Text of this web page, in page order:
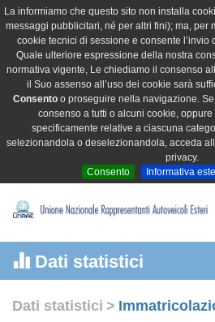
La informiamo che questo sito non installa
messaggi pubblicitari, né per altri fini); ma, per
cookie tecnici di sessione e consente l’invio
Quale ulteriore espressione della nostra
normativa vigente, Le chiediamo il consenso
il Suo assenso all’uso dei cookie sarà
Consento o proseguire nella navigazione.
consenso a tutti o alcuni cookie,
specificamente relative a ciascuna
selezionandola o deselezionandola, acceda
privacy.
Consento
Informativa
Dati statistici
Dati statistici >